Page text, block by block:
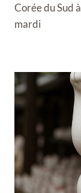
Corée du Sud
mardi